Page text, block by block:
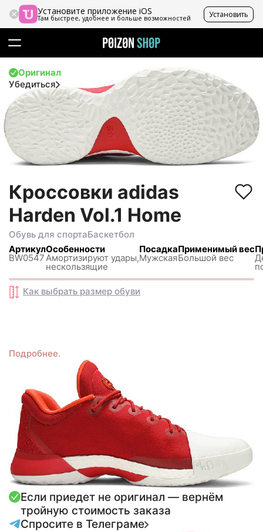
Установите приложение iOS
Там быстрее, удобнее и больше возможностей Установить
Оригинал
Убедиться
Кроссовки adidas
Harden Vol.1 Home
Обувь для спортаБаскетбол
Артикул
BW0547
Особенности
Амортизируют удары,
нескользящиe
Посадка
Мужская
Применимый вес
Большой вес
Как выбрать размер обуви
Подробнее.
Если приедет не оригинал — вернём
тройную стоимость заказа
Спросите в Телеграме